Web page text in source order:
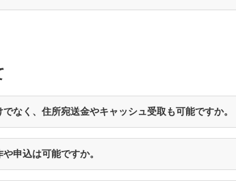
なく、住所宛送金やキャッシュ受取も可能ですか。
申込は可能ですか。